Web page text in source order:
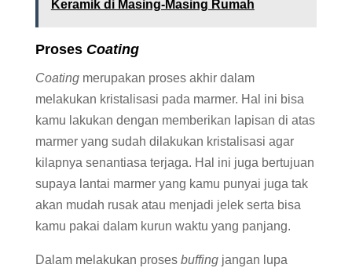
Keramik di Masing-Masing Rumah
Proses Coating
Coating merupakan proses akhir dalam
melakukan kristalisasi pada marmer. Hal ini bisa
kamu lakukan dengan memberikan lapisan di atas
marmer yang sudah dilakukan kristalisasi agar
kilapnya senantiasa terjaga. Hal ini juga bertujuan
supaya lantai marmer yang kamu punyai juga tak
akan mudah rusak atau menjadi jelek serta bisa
kamu pakai dalam kurun waktu yang panjang.
Dalam melakukan proses buffingjangan lupa